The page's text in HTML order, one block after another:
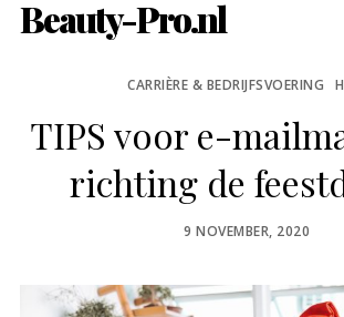
Beauty-Pro.nl
CARRIÈRE & BEDRIJFSVOERING
TIPS voor e-
richting de
POSTED
9 NOVEMBER, 2020